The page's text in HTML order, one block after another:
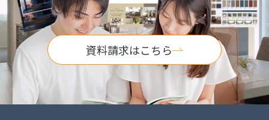
資料請求はこちら